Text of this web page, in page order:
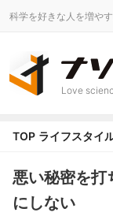
科学を好きな人を増や
Love
TOP ライフスタイ
悪い秘密を打
にしない